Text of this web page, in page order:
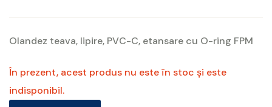
Olandez teava, lipire, PVC-C, etansare cu O-ring FPM
În prezent, acest produs nu este în stoc și este
indisponibil.